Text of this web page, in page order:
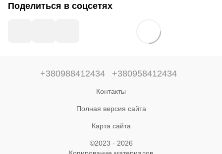
Поделиться в соцсетях
+380988412434 +380958412434
Контакты
Полная версия сайта
Карта сайта
©2023 - 2026